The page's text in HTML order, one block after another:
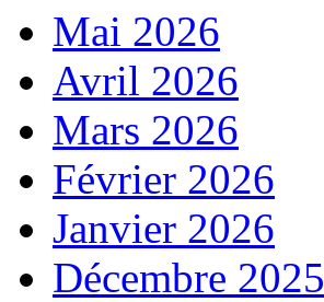
Mai 2026
Avril 2026
Mars 2026
Février 2026
Janvier 2026
Décembre 2025